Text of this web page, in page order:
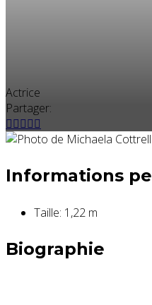
Actrice
Partager:
Informations
Taille: 1,22 m
Biographie